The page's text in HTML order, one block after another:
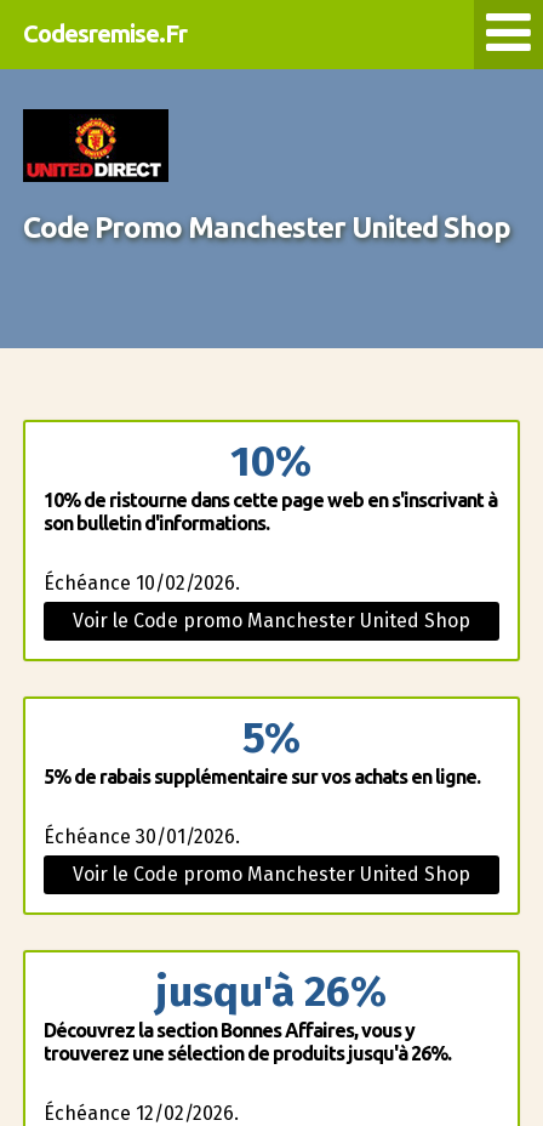
Codesremise.Fr
Code Promo Manchester United Shop
10%
10% de ristourne dans cette page web en s'inscrivant à
son bulletin d'informations.
Échéance 10/02/2026.
Voir le Code promo Manchester United Shop
5%
5% de rabais supplémentaire sur vos achats en ligne.
Échéance 30/01/2026.
Voir le Code promo Manchester United Shop
jusqu'à 26%
Découvrez la section Bonnes Affaires, vous y
trouverez une sélection de produits jusqu'à 26%.
Échéance 12/02/2026.